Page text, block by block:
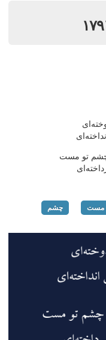
تو مست
مست چشم